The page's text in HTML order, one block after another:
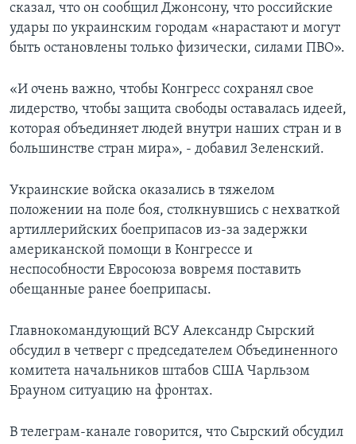
сказал, что он сообщил Джонсону, что российские
удары по украинским городам «нарастают и могут
быть остановлены только физически, силами ПВО».
«И очень важно, чтобы Конгресс сохранял свое
лидерство, чтобы защита свободы оставалась идеей,
которая объединяет людей внутри наших стран и в
большинстве стран мира», - добавил Зеленский.
Украинские войска оказались в тяжелом
положении на поле боя, столкнувшись с нехваткой
артиллерийских боеприпасов из-за задержки
американской помощи в Конгрессе и
неспособности Евросоюза вовремя поставить
обещанные ранее боеприпасы.
Главнокомандующий ВСУ Александр Сырский
обсудил в четверг с председателем Объединенного
комитета начальников штабов США Чарльзом
Брауном ситуацию на фронтах.
В телеграм-канале говорится, что Сырский обсудил